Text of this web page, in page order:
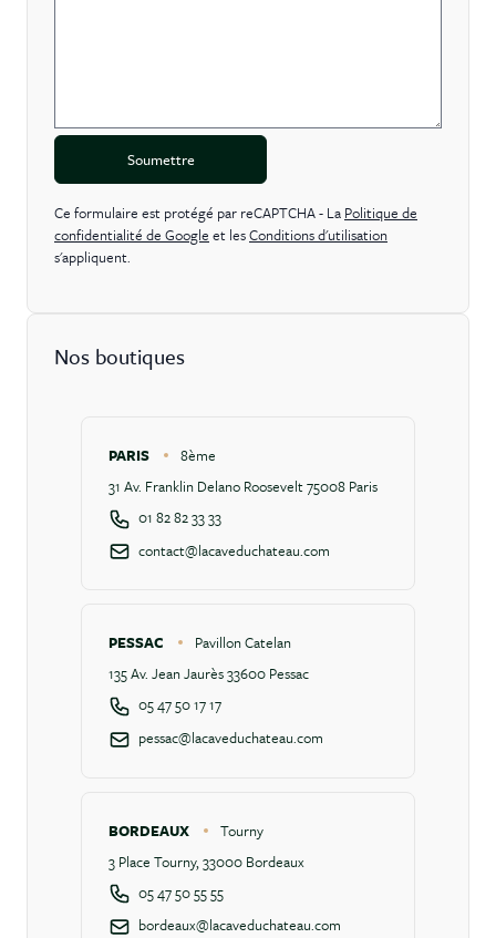
Soumettre
Ce formulaire est protégé par reCAPTCHA - La Politique de
confidentialité de Google et lesConditions d'utilisation
s'appliquent.
Nos boutiques
PARIS
8ème
31 Av. Franklin Delano Roosevelt 75008 Paris
01 82 82 33 33
contact@lacaveduchateau.com
PESSAC
Pavillon Catelan
135 Av. Jean Jaurès 33600 Pessac
05 47 50 17 17
pessac@lacaveduchateau.com
BORDEAUX
Tourny
3 Place Tourny, 33000 Bordeaux
05 47 50 55 55
bordeaux@lacaveduchateau.com